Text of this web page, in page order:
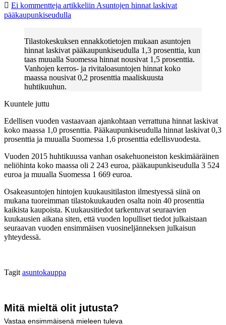
Ei kommentteja artikkeliin Asuntojen hinnat laskivat
pääkaupunkiseudulla
Tilastokeskuksen ennakkotietojen mukaan asuntojen
hinnat laskivat pääkaupunkiseudulla 1,3 prosenttia, kun
taas muualla Suomessa hinnat nousivat 1,5 prosenttia.
Vanhojen kerros- ja rivitaloasuntojen hinnat koko
maassa nousivat 0,2 prosenttia maaliskuusta
huhtikuuhun.
Kuuntele juttu
Edellisen vuoden vastaavaan ajankohtaan verrattuna hinnat laskivat
koko maassa 1,0 prosenttia. Pääkaupunkiseudulla hinnat laskivat 0,3
prosenttia ja muualla Suomessa 1,6 prosenttia edellisvuodesta.
Vuoden 2015 huhtikuussa vanhan osakehuoneiston keskimääräinen
neliöhinta koko maassa oli 2 243 euroa, pääkaupunkiseudulla 3 524
euroa ja muualla Suomessa 1 669 euroa.
Osakeasuntojen hintojen kuukausitilaston ilmestyessä siinä on
mukana tuoreimman tilastokuukauden osalta noin 40 prosenttia
kaikista kaupoista. Kuukausitiedot tarkentuvat seuraavien
kuukausien aikana siten, että vuoden lopulliset tiedot julkaistaan
seuraavan vuoden ensimmäisen vuosineljänneksen julkaisun
yhteydessä.
Tagit asuntokauppa
Mitä mieltä olit jutusta?
Vastaa ensimmäisenä mieleen tuleva